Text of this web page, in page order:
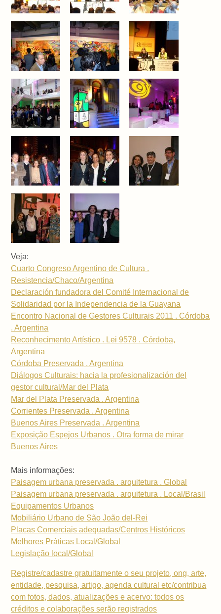
Veja:
Cuarto Congreso Argentino de Cultura .
Resistencia/Chaco/Argentina
Declaración fundadora del Comité Internacional de
Solidaridad por la Independencia de la Guayana
Encontro Nacional de Gestores Culturais 2011 . Córdoba
. Argentina
Reconhecimento Artístico . Lei 9578 . Córdoba,
Argentina
Córdoba Preservada . Argentina
Diálogos Culturais: hacia la profesionalización del
gestor cultural/Mar del Plata
Mar del Plata Preservada . Argentina
Corrientes Preservada . Argentina
Buenos Aires Preservada . Argentina
Exposição Espejos Urbanos . Otra forma de mirar
Buenos Aires
Mais informações:
Paisagem urbana preservada . arquitetura . Global
Paisagem urbana preservada . arquitetura . Local/Brasil
Equipamentos Urbanos
Mobiliário Urbano de São João del-Rei
Placas Comerciais adequadas/Centros Históricos
Melhores Práticas Local/Global
Legislação local/Global
Registre/cadastre gratuitamente o seu projeto, ong, arte,
entidade, pesquisa, artigo, agenda cultural etc/contribua
com fotos, dados, atualizações e acervo: todos os
créditos e colaborações serão registrados